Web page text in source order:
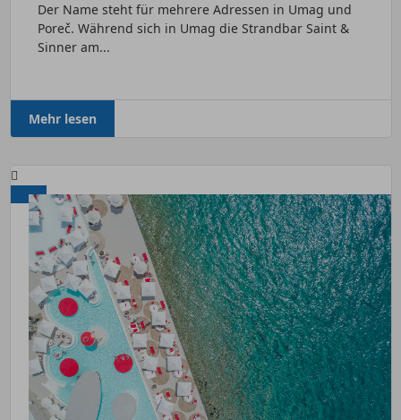
Der Name steht für mehrere Adressen in Umag und
Poreč. Während sich in Umag die Strandbar Saint &
Sinner am...
Mehr lesen